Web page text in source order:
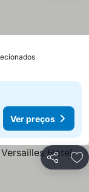
Ver preços
Partilhar